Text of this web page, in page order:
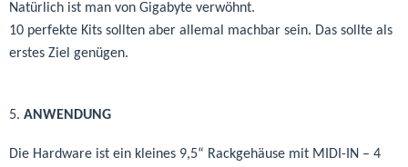
Natürlich ist man von Gigabyte verwöhnt.
10 perfekte Kits sollten aber allemal machbar sein. Das sollte als
erstes Ziel genügen.
5. ANWENDUNG
Die Hardware ist ein kleines 9,5“ Rackgehäuse mit MIDI-IN – 4